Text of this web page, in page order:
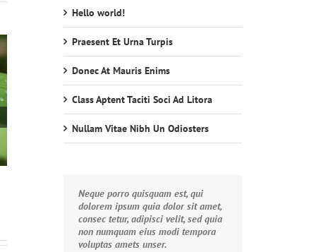
Hello world!
Praesent Et Urna Turpis
Donec At Mauris Enims
Class Aptent Taciti Soci Ad Litora
Nullam Vitae Nibh Un Odiosters
Neque porro quisquam est, qui
dolorem ipsum quia dolor sit amet,
consec tetur, adipisci velit, sed quia
non numquam eius modi tempora
voluptas amets unser.
Aliquam erat volutpat. Quisque at
est id ligula facilisis laoreet eget
pulvinar nibh. Suspendisse at
ultrices dui. Curabitur ac felis arcu
sadips ipsums fugiats nemis.